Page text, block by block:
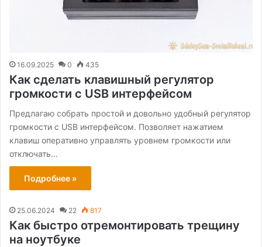
16.09.2025 0 435
Как сделать клавишный регулятор
громкости с USB интерфейсом
Предлагаю собрать простой и довольно удобный регулятор
громкости с USB интерфейсом. Позволяет нажатием
клавиш оперативно управлять уровнем громкости или
отключать…
Подробнее »
25.06.2024 22 817
Как быстро отремонтировать трещину
на ноутбуке